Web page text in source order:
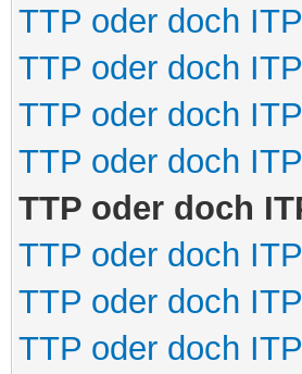
TTP oder doch
TTP oder doch
TTP oder doch
TTP oder doch
TTP oder doch
TTP oder doch
TTP oder doch
TTP oder doch